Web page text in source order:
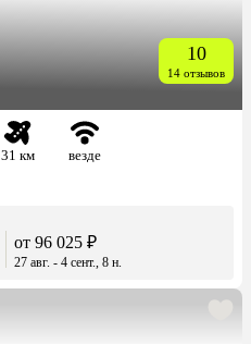
10
14 отзывов
31 км везде
от 96 025 ₽
27 авг. - 4 сент., 8 н.